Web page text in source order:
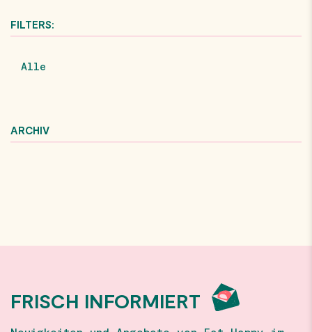
FILTERS:
Alle
ARCHIV
FRISCH INFORMIERT